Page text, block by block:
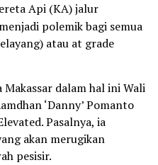
Api (KA) jalur
polemik bagi semua
atau at grade
dalam hal ini Wali
‘Danny’ Pomanto
Pasalnya, ia
akan merugikan
pesisir.